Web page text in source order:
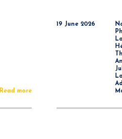
Read more
19 June 2026